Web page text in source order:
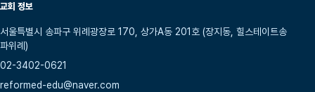
교회 정보
서울특별시 송파구 위례광장로 170, 상가A동 201호 (장지동, 힐스테이트송
파위례)
02-3402-0621
reformed-edu@naver.com